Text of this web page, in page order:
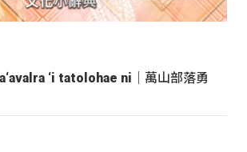
‘i tatolohae ni｜萬山部落勇